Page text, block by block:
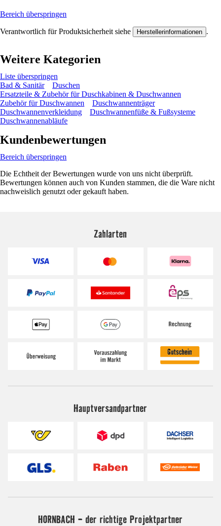
Bereich überspringen
Verantwortlich für Produktsicherheit siehe Herstellerinformationen .
Weitere Kategorien
Liste überspringen
Bad & Sanitär
Duschen
Ersatzteile & Zubehör für Duschkabinen & Duschwannen
Zubehör für Duschwannen
Duschwannenträger
Duschwannenverkleidung
Duschwannenfüße & Fußsysteme
Duschwannenabläufe
Kundenbewertungen
Bereich überspringen
Die Echtheit der Bewertungen wurde von uns nicht überprüft.
Bewertungen können auch von Kunden stammen, die die Ware nicht
nachweislich genutzt oder gekauft haben.
Zahlarten
Hauptversandpartner
HORNBACH - der richtige Projektpartner